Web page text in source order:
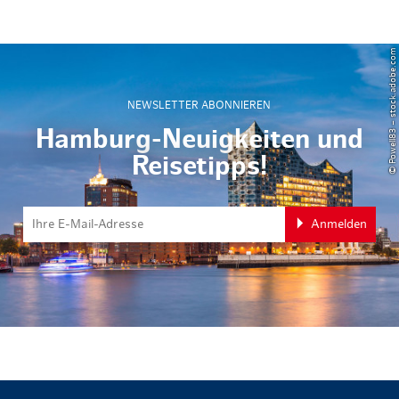
NEWSLETTER ABONNIEREN
Hamburg-Neuigkeiten und
Reisetipps!
Anmelden
© Powell83 – stock.adobe.com